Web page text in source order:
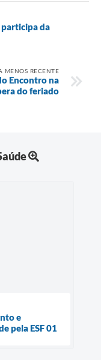
da
MENOS RECENTE
Encontro na
do feriado
e
pela ESF 01